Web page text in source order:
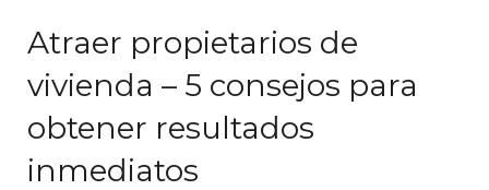
Atraer propietarios de
vivienda – 5 consejos para
obtener resultados
inmediatos